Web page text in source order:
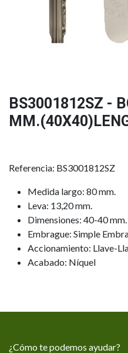
BS3001812SZ -
Referencia: BS3001812SZ
Medida largo: 80 mm.
Leva: 13,20 mm.
Dimensiones: 40-40 mm.
Embrague: Simple
Accionamiento: Llave-
Acabado: Níquel
¿Cómo te podemos ayudar?